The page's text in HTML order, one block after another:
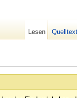
Lesen